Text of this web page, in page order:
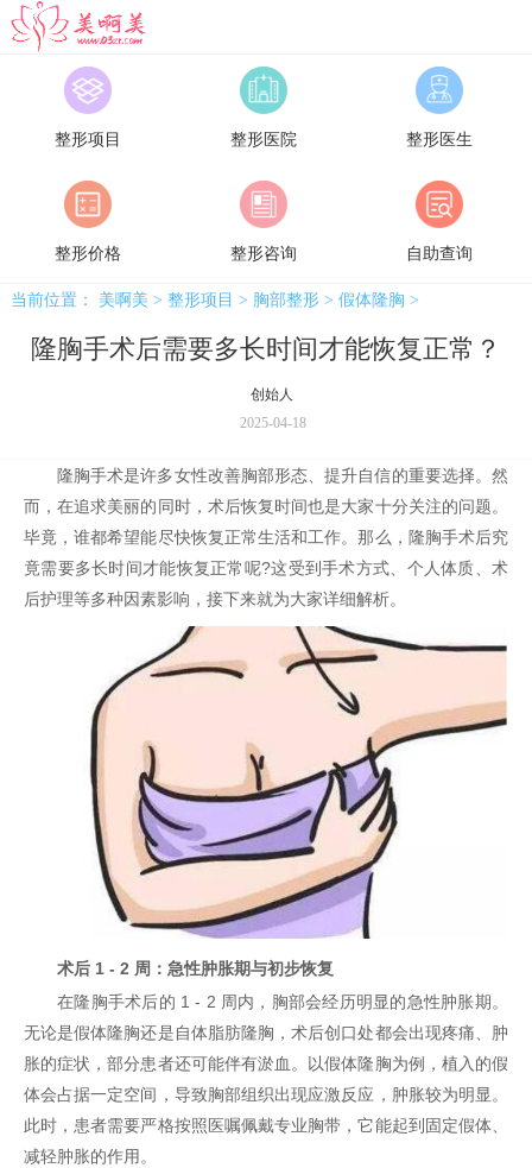
美啊美
整形项目 整形医院 整形医生
整形价格 整形咨询 自助查询
当前位置： 美啊美 > 整形项目 > 胸部整形> 假体隆胸 >
隆胸手术后需要多长时间才能恢复正常？
创始人
2025-04-18
隆胸手术是许多女性改善胸部形态、提升自信的重要选择。然
而，在追求美丽的同时，术后恢复时间也是大家十分关注的问题。
毕竟，谁都希望能尽快恢复正常生活和工作。那么，隆胸手术后究
竟需要多长时间才能恢复正常呢?这受到手术方式、个人体质、术
后护理等多种因素影响，接下来就为大家详细解析。
术后 1 - 2 周：急性肿胀期与初步恢复
在隆胸手术后的 1 - 2 周内，胸部会经历明显的急性肿胀期。
无论是假体隆胸还是自体脂肪隆胸，术后创口处都会出现疼痛、肿
胀的症状，部分患者还可能伴有淤血。以假体隆胸为例，植入的假
体会占据一定空间，导致胸部组织出现应激反应，肿胀较为明显。
此时，患者需要严格按照医嘱佩戴专业胸带，它能起到固定假体、
减轻肿胀的作用。